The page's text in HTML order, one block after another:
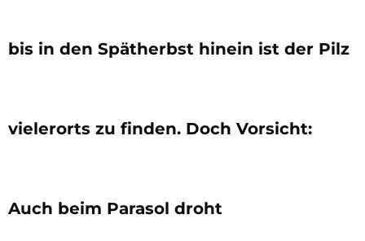
bis in den Spätherbst hinein ist der Pilz
vielerorts zu finden. Doch Vorsicht:
Auch beim Parasol droht